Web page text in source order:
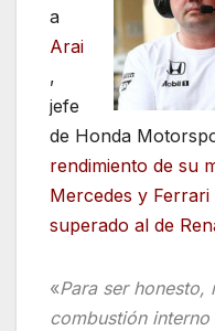
a
Arai
,
jefe
de Honda
rendimiento de su
Mercedes y
superado al de
«Para ser honesto,
combustión